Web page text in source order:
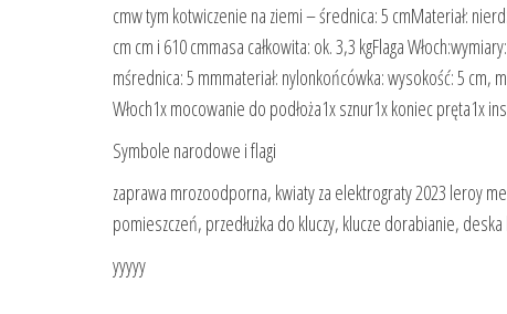
cmw tym kotwiczenie na ziemi – średnica: 5 cmMateriał:
cm cm i 610 cmmasa całkowita: ok. 3,3 kgFlaga
mśrednica: 5 mmmateriał: nylonkońcówka: wysokość: 5 cm,
Włoch1x mocowanie do podłoża1x sznur1x koniec pręta1x
Symbole narodowe i flagi
zaprawa mrozoodporna, kwiaty za elektrograty 2023 leroy
pomieszczeń, przedłużka do kluczy, klucze dorabianie,
yyyyy